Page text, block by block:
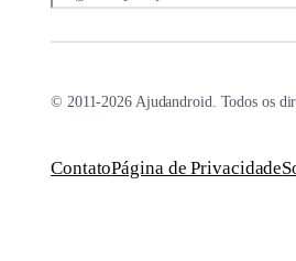
© 2011-2026 Ajudandroid. Todos os
ContatoPágina de Privacidade